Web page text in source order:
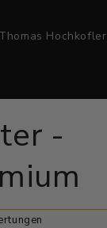
Thomas Hochkofler
-